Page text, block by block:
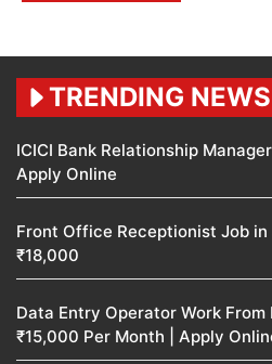
TRENDING NEWS
ICICI Bank Relationship
Apply Online
Front Office Receptionist Job
₹18,000
Data Entry Operator Work
₹15,000 Per Month | Apply